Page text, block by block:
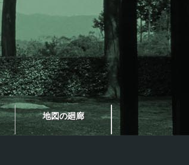
地図の廻廊